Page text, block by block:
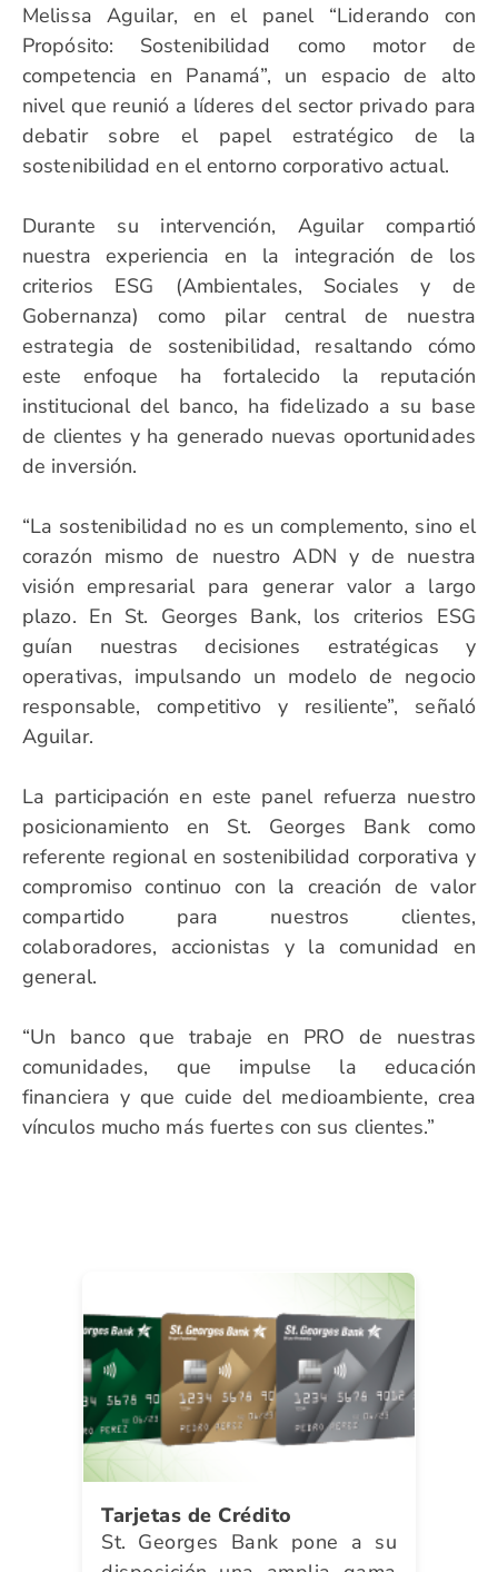
Melissa Aguilar, en el panel “Liderando con
Propósito: Sostenibilidad como motor de
competencia en Panamá”, un espacio de alto
nivel que reunió a líderes del sector privado para
debatir sobre el papel estratégico de la
sostenibilidad en el entorno corporativo actual.
Durante su intervención, Aguilar compartió
nuestra experiencia en la integración de los
criterios ESG (Ambientales, Sociales y de
Gobernanza) como pilar central de nuestra
estrategia de sostenibilidad, resaltando cómo
este enfoque ha fortalecido la reputación
institucional del banco, ha fidelizado a su base
de clientes y ha generado nuevas oportunidades
de inversión.
“La sostenibilidad no es un complemento, sino el
corazón mismo de nuestro ADN y de nuestra
visión empresarial para generar valor a largo
plazo. En St. Georges Bank, los criterios ESG
guían nuestras decisiones estratégicas y
operativas, impulsando un modelo de negocio
responsable, competitivo y resiliente”, señaló
Aguilar.
La participación en este panel refuerza nuestro
posicionamiento en St. Georges Bank como
referente regional en sostenibilidad corporativa y
compromiso continuo con la creación de valor
compartido para nuestros clientes,
colaboradores, accionistas y la comunidad en
general.
“Un banco que trabaje en PRO de nuestras
comunidades, que impulse la educación
financiera y que cuide del medioambiente, crea
vínculos mucho más fuertes con sus clientes.”
Tarjetas de Crédito
St. Georges Bank pone a su